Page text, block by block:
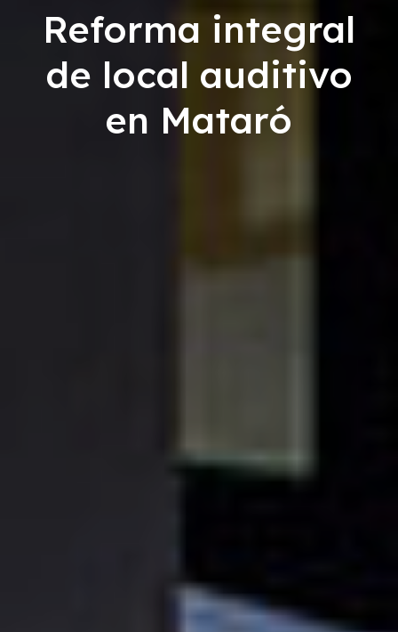
Reforma integral
de local auditivo
en Mataró